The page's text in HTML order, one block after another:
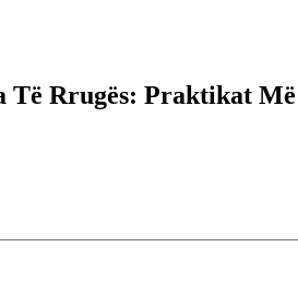
Të Rrugës: Praktikat